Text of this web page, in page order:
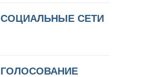
СОЦИАЛЬНЫЕ СЕТИ
ГОЛОСОВАНИЕ